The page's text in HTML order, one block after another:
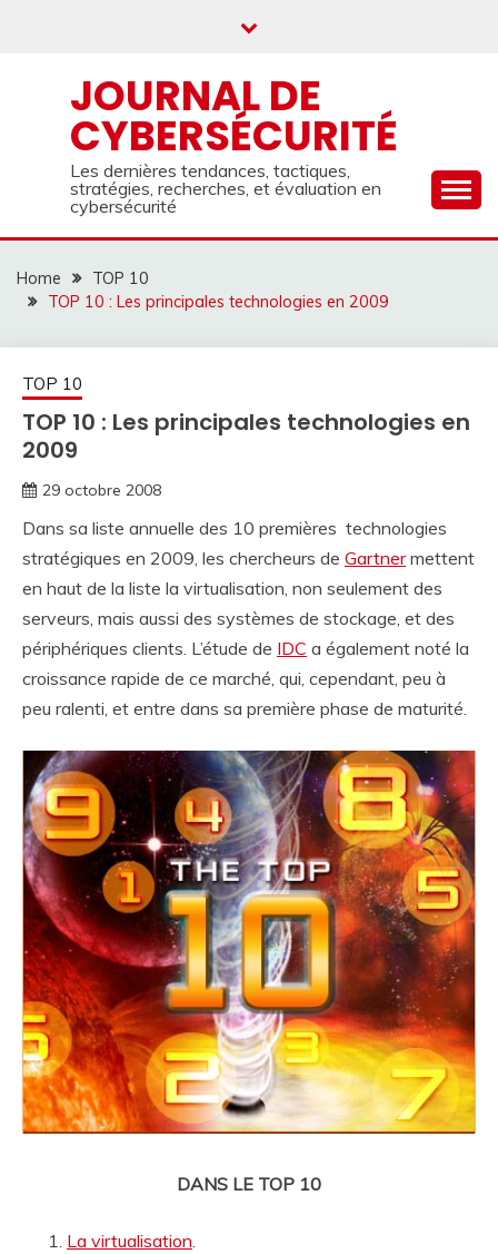
JOURNAL DE
CYBERSÉCURITÉ
Les dernières tendances, tactiques,
stratégies, recherches, et évaluation en
cybersécurité
Home
TOP 10
TOP 10 : Les principales technologies en 2009
TOP 10
TOP 10 : Les principales technologies en
2009
29 octobre 2008
Dans sa liste annuelle des 10 premières technologies
stratégiques en 2009, les chercheurs de Gartnermettent
en haut de la liste la virtualisation, non seulement des
serveurs, mais aussi des systèmes de stockage, et des
périphériques clients. L’étude de IDC a également noté la
croissance rapide de ce marché, qui, cependant, peu à
peu ralenti, et entre dans sa première phase de maturité.
DANS LE TOP 10
La virtualisation.